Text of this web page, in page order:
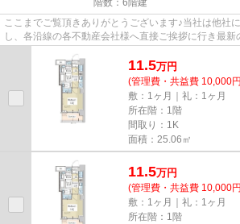
階数：6階建
ここまでご覧頂きありがとうございます♪当社は他社
し、各沿線の各不動産会社様へ直接ご挨拶に行き最
11.5万円
(管理費・共益費 10,000
敷：1ヶ月｜礼：1ヶ月
所在階：1階
間取り：1K
面積：25.06㎡
11.5万円
(管理費・共益費 10,000
敷：1ヶ月｜礼：1ヶ月
所在階：1階